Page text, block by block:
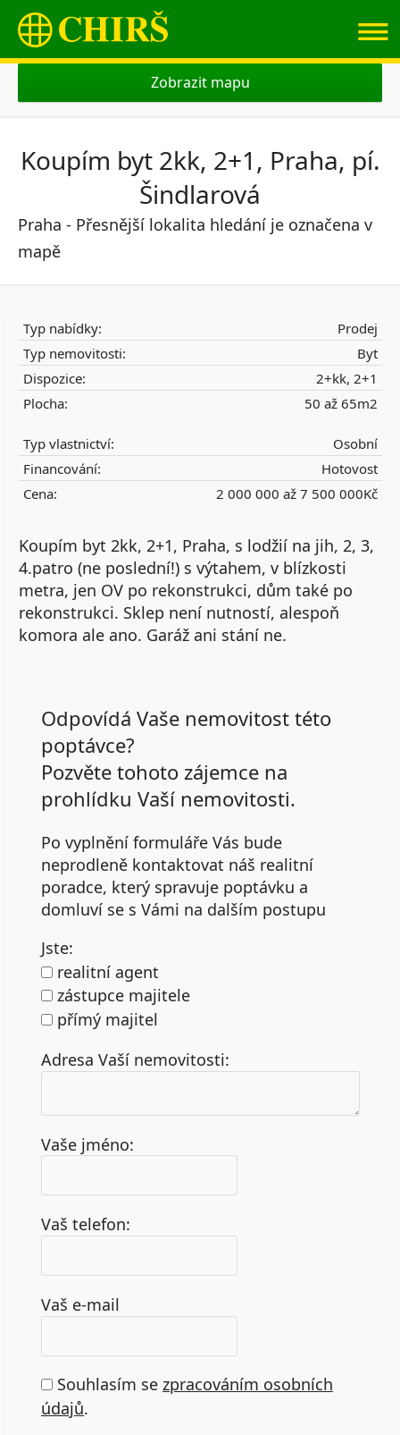
≡
Zobrazit mapu
Koupím byt 2kk, 2+1, Praha, pí.
Šindlarová
Praha - Přesnější lokalita hledání je označena v
mapě
Typ nabídky:
Prodej
Typ nemovitosti:
Byt
Dispozice:
2+kk, 2+1
Plocha:
50 až 65m2
Typ vlastnictví:
Osobní
Financování:
Hotovost
Cena:
2 000 000 až 7 500 000Kč
Koupím byt 2kk, 2+1, Praha, s lodžií na jih, 2, 3,
4.patro (ne poslední!) s výtahem, v blízkosti
metra, jen OV po rekonstrukci, dům také po
rekonstrukci. Sklep není nutností, alespoň
komora ale ano. Garáž ani stání ne.
Odpovídá Vaše nemovitost této
poptávce?
Pozvěte tohoto zájemce na
prohlídku Vaší nemovitosti.
Po vyplnění formuláře Vás bude
neprodleně kontaktovat náš realitní
poradce, který spravuje poptávku a
domluví se s Vámi na dalším postupu
Jste:
realitní agent
zástupce majitele
přímý majitel
Adresa Vaší nemovitosti:
Vaše jméno:
Vaš telefon:
Vaš e-mail
Souhlasím se zpracováním osobních
údajů.